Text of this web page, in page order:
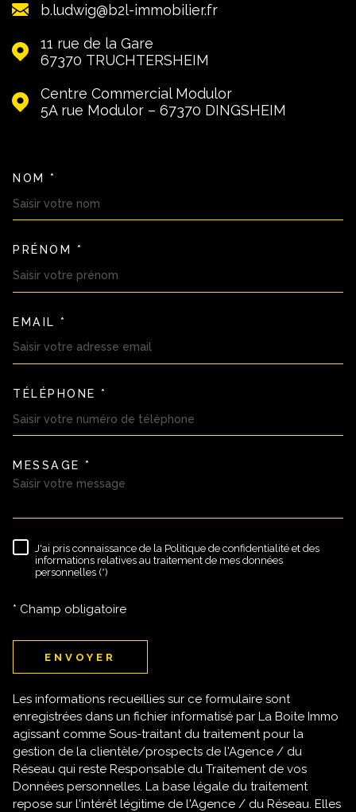
b.ludwig@b2l-immobilier.fr
11 rue de la Gare
67370
TRUCHTERSHEIM
Centre Commercial Modulor
5A rue Modulor – 67370
DINGSHEIM
NOM *
PRÉNOM *
EMAIL *
TÉLÉPHONE *
MESSAGE *
RÈGLEMENTATION
J'ai pris connaissance de la Politique de confidentialité et des
informations relatives au traitement de mes données
personnelles (*)
* Champ obligatoire
ENVOYER
Les informations recueillies sur ce formulaire sont
enregistrées dans un fichier informatisé par La Boite Immo
agissant comme Sous-traitant du traitement pour la
gestion de la clientèle/prospects de l'Agence / du
Réseau qui reste Responsable du Traitement de vos
Données personnelles. La base légale du traitement
repose sur l'intérêt légitime de l'Agence / du Réseau. Elles